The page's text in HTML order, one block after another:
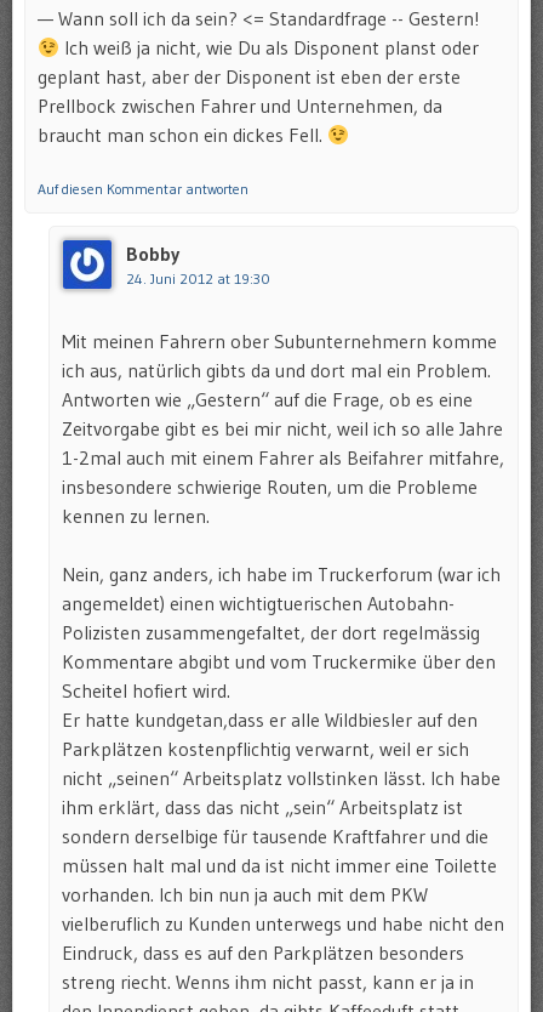
— Wann soll ich da sein? <= Standardfrage -- Gestern!
Ich weiß ja nicht, wie Du als Disponent planst oder
geplant hast, aber der Disponent ist eben der erste
Prellbock zwischen Fahrer und Unternehmen, da
braucht man schon ein dickes Fell.
Auf diesen Kommentar antworten
Bobby
24. Juni 2012 at 19:30
Mit meinen Fahrern ober Subunternehmern komme
ich aus, natürlich gibts da und dort mal ein Problem.
Antworten wie „Gestern“ auf die Frage, ob es eine
Zeitvorgabe gibt es bei mir nicht, weil ich so alle Jahre
1-2mal auch mit einem Fahrer als Beifahrer mitfahre,
insbesondere schwierige Routen, um die Probleme
kennen zu lernen.
Nein, ganz anders, ich habe im Truckerforum (war ich
angemeldet) einen wichtigtuerischen Autobahn-
Polizisten zusammengefaltet, der dort regelmässig
Kommentare abgibt und vom Truckermike über den
Scheitel hofiert wird.
Er hatte kundgetan,dass er alle Wildbiesler auf den
Parkplätzen kostenpflichtig verwarnt, weil er sich
nicht „seinen“ Arbeitsplatz vollstinken lässt. Ich habe
ihm erklärt, dass das nicht „sein“ Arbeitsplatz ist
sondern derselbige für tausende Kraftfahrer und die
müssen halt mal und da ist nicht immer eine Toilette
vorhanden. Ich bin nun ja auch mit dem PKW
vielberuflich zu Kunden unterwegs und habe nicht den
Eindruck, dass es auf den Parkplätzen besonders
streng riecht. Wenns ihm nicht passt, kann er ja in